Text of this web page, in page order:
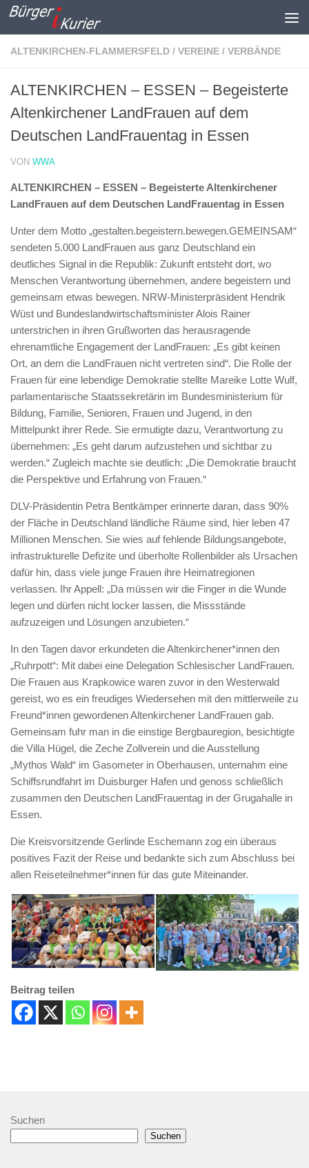
Zum Inhalt springen
ALTENKIRCHEN-FLAMMERSFELD / VEREINE / VERBÄNDE
ALTENKIRCHEN – ESSEN – Begeisterte
Altenkirchener LandFrauen auf dem
Deutschen LandFrauentag in Essen
VON WWA
ALTENKIRCHEN – ESSEN – Begeisterte Altenkirchener
LandFrauen auf dem Deutschen LandFrauentag in Essen
Unter dem Motto „gestalten.begeistern.bewegen.GEMEINSAM“
sendeten 5.000 LandFrauen aus ganz Deutschland ein
deutliches Signal in die Republik: Zukunft entsteht dort, wo
Menschen Verantwortung übernehmen, andere begeistern und
gemeinsam etwas bewegen. NRW-Ministerpräsident Hendrik
Wüst und Bundeslandwirtschaftsminister Alois Rainer
unterstrichen in ihren Grußworten das herausragende
ehrenamtliche Engagement der LandFrauen: „Es gibt keinen
Ort, an dem die LandFrauen nicht vertreten sind“. Die Rolle der
Frauen für eine lebendige Demokratie stellte Mareike Lotte Wulf,
parlamentarische Staatssekretärin im Bundesministerium für
Bildung, Familie, Senioren, Frauen und Jugend, in den
Mittelpunkt ihrer Rede. Sie ermutigte dazu, Verantwortung zu
übernehmen: „Es geht darum aufzustehen und sichtbar zu
werden.“ Zugleich machte sie deutlich: „Die Demokratie braucht
die Perspektive und Erfahrung von Frauen.“
DLV-Präsidentin Petra Bentkämper erinnerte daran, dass 90%
der Fläche in Deutschland ländliche Räume sind, hier leben 47
Millionen Menschen. Sie wies auf fehlende Bildungsangebote,
infrastrukturelle Defizite und überholte Rollenbilder als Ursachen
dafür hin, dass viele junge Frauen ihre Heimatregionen
verlassen. Ihr Appell: „Da müssen wir die Finger in die Wunde
legen und dürfen nicht locker lassen, die Missstände
aufzuzeigen und Lösungen anzubieten.“
In den Tagen davor erkundeten die Altenkirchener*innen den
„Ruhrpott“: Mit dabei eine Delegation Schlesischer LandFrauen.
Die Frauen aus Krapkowice waren zuvor in den Westerwald
gereist, wo es ein freudiges Wiedersehen mit den mittlerweile zu
Freund*innen gewordenen Altenkirchener LandFrauen gab.
Gemeinsam fuhr man in die einstige Bergbauregion, besichtigte
die Villa Hügel, die Zeche Zollverein und die Ausstellung
„Mythos Wald“ im Gasometer in Oberhausen, unternahm eine
Schiffsrundfahrt im Duisburger Hafen und genoss schließlich
zusammen den Deutschen LandFrauentag in der Grugahalle in
Essen.
Die Kreisvorsitzende Gerlinde Eschemann zog ein überaus
positives Fazit der Reise und bedankte sich zum Abschluss bei
allen Reiseteilnehmer*innen für das gute Miteinander.
Beitrag teilen
Suchen
Suchen